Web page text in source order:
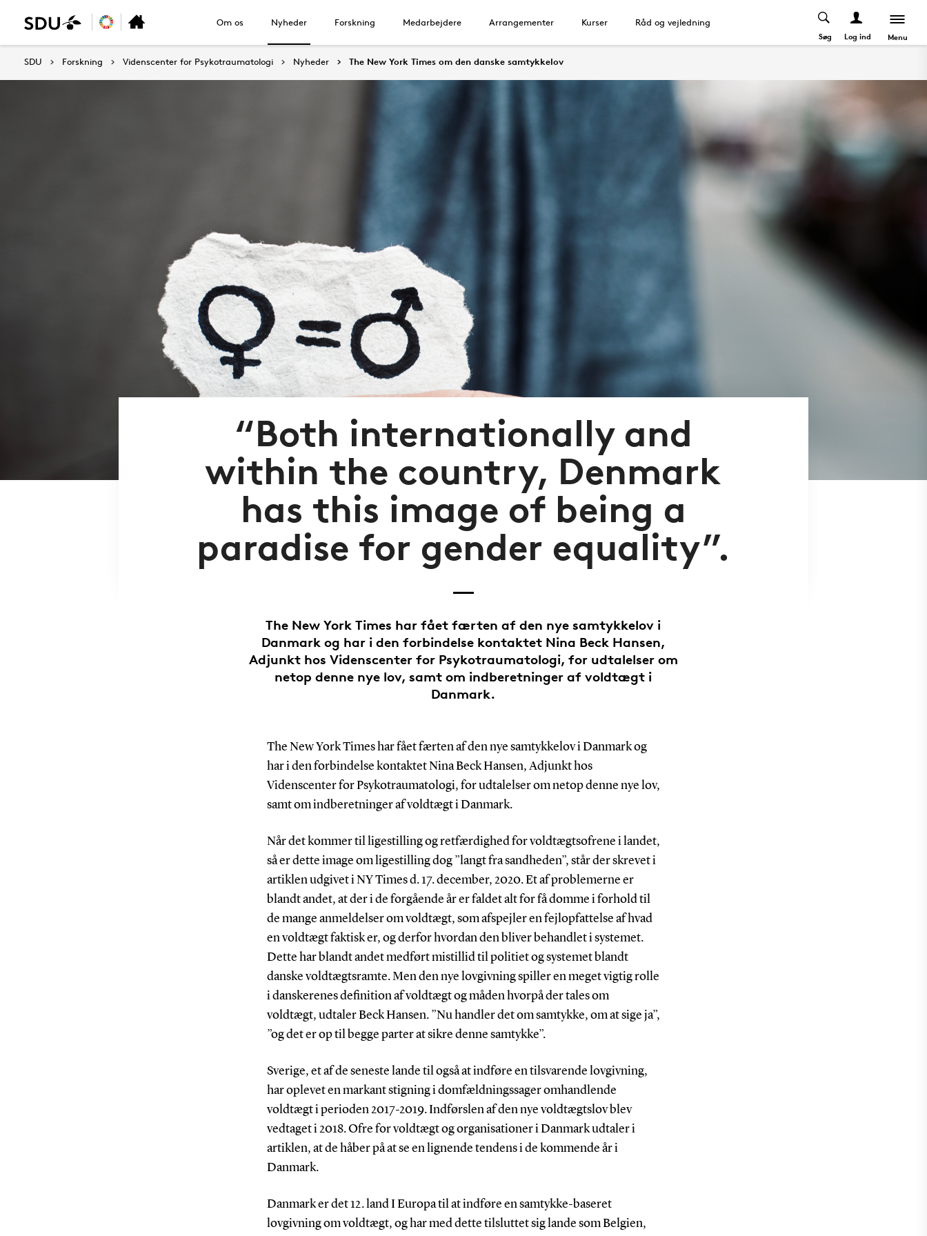
Om os Nyheder Forskning Medarbejdere Arrangementer Kurser Råd og vejledning
Søg Log ind Menu
SDU Forskning Videnscenter for Psykotraumatologi Nyheder The New York Times om den danske samtykkelov
“Both internationally and
within the country, Denmark
has this image of being a
paradise for gender equality”.
The New York Times har fået færten af den nye samtykkelov i
Danmark og har i den forbindelse kontaktet Nina Beck Hansen,
Adjunkt hos Videnscenter for Psykotraumatologi, for udtalelser om
netop denne nye lov, samt om indberetninger af voldtægt i
Danmark.
The New York Times har fået færten af den nye samtykkelov i Danmark og
har i den forbindelse kontaktet Nina Beck Hansen, Adjunkt hos
Videnscenter for Psykotraumatologi, for udtalelser om netop denne nye lov,
samt om indberetninger af voldtægt i Danmark.
Når det kommer til ligestilling og retfærdighed for voldtægtsofrene i landet,
så er dette image om ligestilling dog ”langt fra sandheden”, står der skrevet i
artiklen udgivet i NY Times d. 17. december, 2020. Et af problemerne er
blandt andet, at der i de forgående år er faldet alt for få domme i forhold til
de mange anmeldelser om voldtægt, som afspejler en fejlopfattelse af hvad
en voldtægt faktisk er, og derfor hvordan den bliver behandlet i systemet.
Dette har blandt andet medført mistillid til politiet og systemet blandt
danske voldtægtsramte. Men den nye lovgivning spiller en meget vigtig rolle
i danskerenes definition af voldtægt og måden hvorpå der tales om
voldtægt, udtaler Beck Hansen. ”Nu handler det om samtykke, om at sige ja”,
”og det er op til begge parter at sikre denne samtykke”.
Sverige, et af de seneste lande til også at indføre en tilsvarende lovgivning,
har oplevet en markant stigning i domfældningssager omhandlende
voldtægt i perioden 2017-2019. Indførslen af den nye voldtægtslov blev
vedtaget i 2018. Ofre for voldtægt og organisationer i Danmark udtaler i
artiklen, at de håber på at se en lignende tendens i de kommende år i
Danmark.
Danmark er det 12. land I Europa til at indføre en samtykke-baseret
lovgivning om voldtægt, og har med dette tilsluttet sig lande som Belgien,